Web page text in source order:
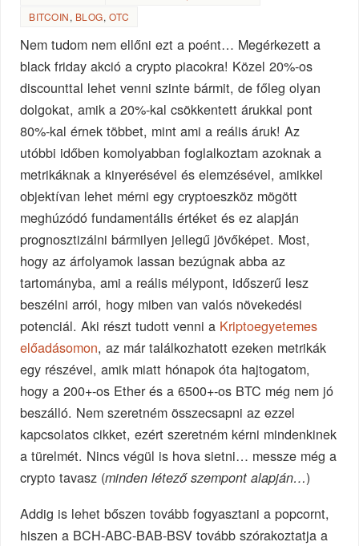
BITCOIN, BLOG, OTC
Nem tudom nem ellőni ezt a poént… Megérkezett a
black friday akció a crypto piacokra! Közel 20%-os
discounttal lehet venni szinte bármit, de főleg olyan
dolgokat, amik a 20%-kal csökkentett árukkal pont
80%-kal érnek többet, mint ami a reális áruk! Az
utóbbi időben komolyabban foglalkoztam azoknak a
metrikáknak a kinyerésével és elemzésével, amikkel
objektívan lehet mérni egy cryptoeszköz mögött
meghúzódó fundamentális értéket és ez alapján
prognosztizálni bármilyen jellegű jövőképet. Most,
hogy az árfolyamok lassan bezúgnak abba az
tartományba, ami a reális mélypont, időszerű lesz
beszélni arról, hogy miben van valós növekedési
potenciál. Aki részt tudott venni a Kriptoegyetemes
előadásomon, az már találkozhatott ezeken metrikák
egy részével, amik miatt hónapok óta hajtogatom,
hogy a 200+-os Ether és a 6500+-os BTC még nem jó
beszálló. Nem szeretném összecsapni az ezzel
kapcsolatos cikket, ezért szeretném kérni mindenkinek
a türelmét. Nincs végül is hova sietni… messze még a
crypto tavasz (minden létező szempont alapján…)
Addig is lehet bőszen tovább fogyasztani a popcornt,
hiszen a BCH-ABC-BAB-BSV tovább szórakoztatja a